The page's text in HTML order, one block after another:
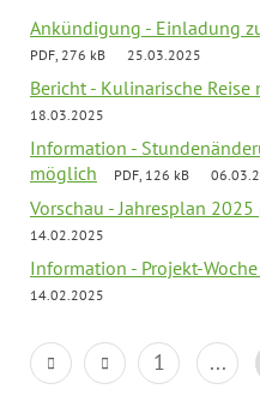
Ankündigung - Einladung
PDF, 276 kB 25.03.2025
Bericht - Kulinarische Reise
18.03.2025
Information -
möglich
PDF, 126 kB
Vorschau - Jahresplan
14.02.2025
Information - Projekt-
14.02.2025
1 ...